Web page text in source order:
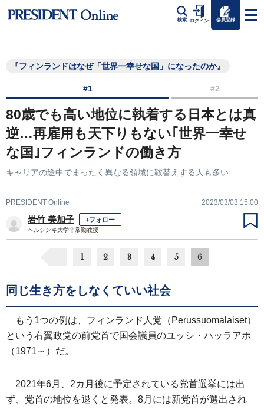
検索 ログイン 会員登録
『フィンランドはなぜ「世界一幸せな国」になったのか』
#1 #2
80歳でも高い地位に執着する日本とは真
逆…再雇用も天下りもない｢世界一幸せ
な国｣フィンランドの働き方
キャリアの途中でまったく異なる領域に鞍替えする人も多い
PRESIDENT Online 2023/03/03 15:00
岩竹 美加子 +フォロー
ヘルシンキ大学非常勤教授
1 2 3 4 5 6
同じ生き方をしなくていい社会
もう1つの例は、フィンランド人党（Perussuomalaiset）
という右翼政党の前党首で国会議員のユッシ・ハッラアホ
（1971～）だ。
2021年6月、2カ月後に予定されている党首選挙には出
ず、党首の地位を退くと発表。8月には新党首が選出され